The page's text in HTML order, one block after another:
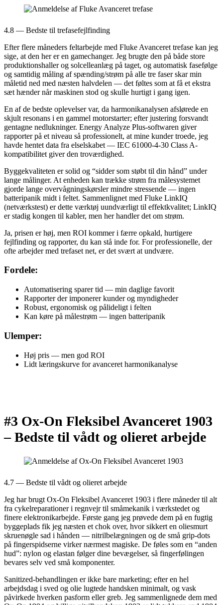
4.8 — Bedste til trefasefejlfinding
Efter flere måneders feltarbejde med Fluke Avanceret trefase kan jeg
sige, at den her er en gamechanger. Jeg brugte den på både store
produktionshaller og solcelleanlæg på taget, og automatisk fasefølge
og samtidig måling af spænding/strøm på alle tre faser skar min
måletid ned med næsten halvdelen — det føltes som at få et ekstra
sæt hænder når maskinen stod og skulle hurtigt i gang igen.
En af de bedste oplevelser var, da harmonikanalysen afslørede en
skjult resonans i en gammel motorstarter; efter justering forsvandt
gentagne nedlukninger. Energy Analyze Plus-softwaren giver
rapporter på et niveau så professionelt, at mine kunder troede, jeg
havde hentet data fra elselskabet — IEC 61000-4-30 Class A-
kompatibilitet giver den troværdighed.
Byggekvaliteten er solid og “sidder som støbt til din hånd” under
lange målinger. At enheden kan trække strøm fra målesystemet
gjorde lange overvågningskørsler mindre stressende — ingen
batteripanik midt i feltet. Sammenlignet med Fluke LinkIQ
(netværkstest) er dette værktøj uundværligt til effektkvalitet; LinkIQ
er stadig kongen til kabler, men her handler det om strøm.
Ja, prisen er høj, men ROI kommer i færre opkald, hurtigere
fejlfinding og rapporter, du kan stå inde for. For professionelle, der
ofte arbejder med trefaset net, er det svært at undvære.
Fordele:
Automatisering sparer tid — min daglige favorit
Rapporter der imponerer kunder og myndigheder
Robust, ergonomisk og pålideligt i felten
Kan køre på målestrøm — ingen batteripanik
Ulemper:
Høj pris — men god ROI
Lidt læringskurve for avanceret harmonikanalyse
#3 Ox-On Fleksibel Avanceret 1903
–Bedste til vådt og olieret arbejde
4.7 — Bedste til vådt og olieret arbejde
Jeg har brugt Ox-On Fleksibel Avanceret 1903 i flere måneder til alt
fra cykelreparationer i regnvejr til småmekanik i værkstedet og
finere elektronikarbejde. Første gang jeg prøvede dem på en fugtig
byggeplads fik jeg næsten et chok over, hvor sikkert en oliesmurt
skruenøgle sad i hånden — nitrilbelægningen og de små grip-dots
på fingerspidserne virker nærmest magiske. De føles som en “anden
hud”: nylon og elastan følger dine bevægelser, så fingerfølingen
bevares selv ved små komponenter.
Sanitized-behandlingen er ikke bare marketing; efter en hel
arbejdsdag i sved og olie lugtede handsken minimalt, og vask
påvirkede hverken pasform eller greb. Jeg sammenlignede dem med